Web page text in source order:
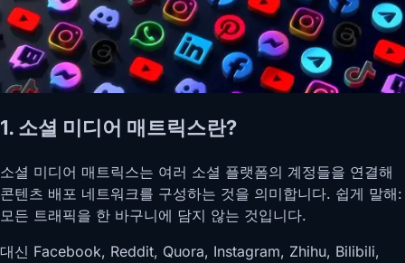
1. 소셜 미디어 매트릭스란?
소셜 미디어 매트릭스는 여러 소셜 플랫폼의 계정들을 연결해
콘텐츠 배포 네트워크를 구성하는 것을 의미합니다. 쉽게 말해:
모든 트래픽을 한 바구니에 담지 않는 것입니다.
대신 Facebook, Reddit, Quora, Instagram, Zhihu, Bilibili,